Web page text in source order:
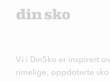
Vi i DinSko er inspirert
rimelige, oppdaterte